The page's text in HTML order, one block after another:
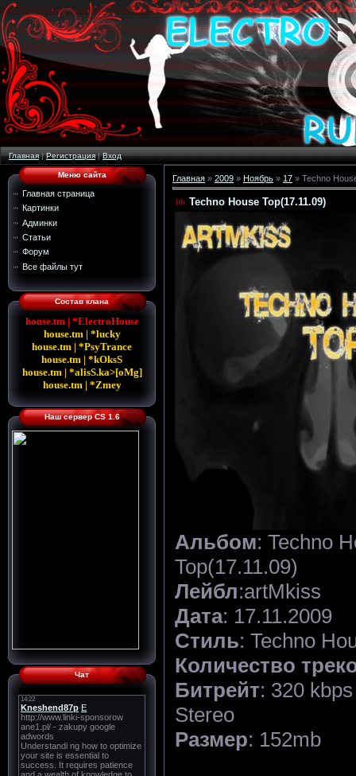
Главная|Регистрация|Вход
Меню сайта
Главная страница
Картинки
Админки
Статьи
Форум
Все файлы тут
Состав клана
house.tm | *ElectroHouse
house.tm | *lucky
house.tm | *PsyTrance
house.tm | *kOksS
house.tm | *alisS.ka>[oMg]
house.tm | *Zmey
Наш сервер CS 1.6
Чат
Главная » 2009 » Ноябрь » 17 » Techno
Techno House Top(17.11.09)
Альбом: Techno
Top(17.11.09)
Лейбл:artMkiss
Дата: 17.11.2009
Стиль: Techno
Количество
Битрейт: 320
Stereo
Размер: 152mb